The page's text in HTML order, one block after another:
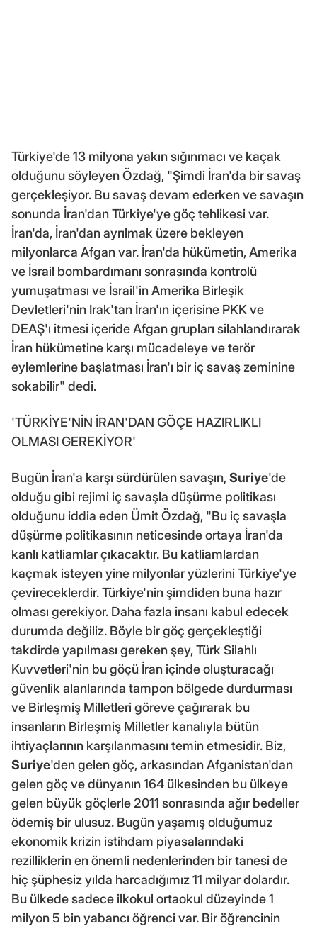
Türkiye'de 13 milyona yakın sığınmacı ve kaçak
olduğunu söyleyen Özdağ, "Şimdi İran'da bir savaş
gerçekleşiyor. Bu savaş devam ederken ve savaşın
sonunda İran'dan Türkiye'ye göç tehlikesi var.
İran'da, İran'dan ayrılmak üzere bekleyen
milyonlarca Afgan var. İran'da hükümetin, Amerika
ve İsrail bombardımanı sonrasında kontrolü
yumuşatması ve İsrail'in Amerika Birleşik
Devletleri'nin Irak'tan İran'ın içerisine PKK ve
DEAŞ'ı itmesi içeride Afgan grupları silahlandırarak
İran hükümetine karşı mücadeleye ve terör
eylemlerine başlatması İran'ı bir iç savaş zeminine
sokabilir" dedi.
'TÜRKİYE'NİN İRAN'DAN GÖÇE HAZIRLIKLI
OLMASI GEREKİYOR'
Bugün İran'a karşı sürdürülen savaşın,Suriye'de
olduğu gibi rejimi iç savaşla düşürme politikası
olduğunu iddia eden Ümit Özdağ, "Bu iç savaşla
düşürme politikasının neticesinde ortaya İran'da
kanlı katliamlar çıkacaktır. Bu katliamlardan
kaçmak isteyen yine milyonlar yüzlerini Türkiye'ye
çevireceklerdir. Türkiye'nin şimdiden buna hazır
olması gerekiyor. Daha fazla insanı kabul edecek
durumda değiliz. Böyle bir göç gerçekleştiği
takdirde yapılması gereken şey, Türk Silahlı
Kuvvetleri'nin bu göçü İran içinde oluşturacağı
güvenlik alanlarında tampon bölgede durdurması
ve Birleşmiş Milletleri göreve çağırarak bu
insanların Birleşmiş Milletler kanalıyla bütün
ihtiyaçlarının karşılanmasını temin etmesidir. Biz,
Suriye'den gelen göç, arkasından Afganistan'dan
gelen göç ve dünyanın 164 ülkesinden bu ülkeye
gelen büyük göçlerle 2011 sonrasında ağır bedeller
ödemiş bir ulusuz. Bugün yaşamış olduğumuz
ekonomik krizin istihdam piyasalarındaki
rezilliklerin en önemli nedenlerinden bir tanesi de
hiç şüphesiz yılda harcadığımız 11 milyar dolardır.
Bu ülkede sadece ilkokul ortaokul düzeyinde 1
milyon 5 bin yabancı öğrenci var. Bir öğrencinin